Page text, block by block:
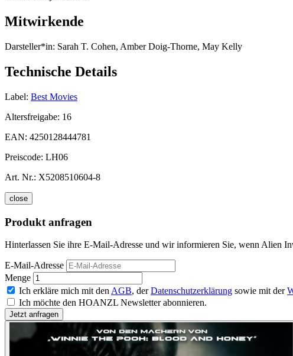
Mitwirkende
Darsteller*in: Sarah T. Cohen, Amber Doig-Thorne, May Kelly
Technische Details
Label: Best Movies
Altersfreigabe: 16
EAN: 4250128444781
Preiscode: LH06
Art. Nr.: X5208510604-8
close
Produkt anfragen
Hinterlassen Sie ihre E-Mail-Adresse und wir informieren Sie, wenn Alien
E-Mail-Adresse
Menge
Ich erkläre mich mit den AGB, derDatenschutzerklärung sowie mit der
Ich möchte den HOANZL Newsletter abonnieren.